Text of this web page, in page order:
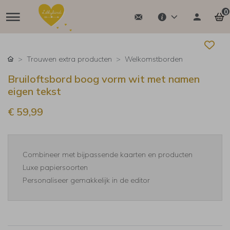
0
Trouwen extra producten Welkomstborden
Bruiloftsbord boog vorm wit met namen
eigen tekst
€ 59,99
Combineer met bijpassende kaarten en producten
Luxe papiersoorten
Personaliseer gemakkelijk in de editor